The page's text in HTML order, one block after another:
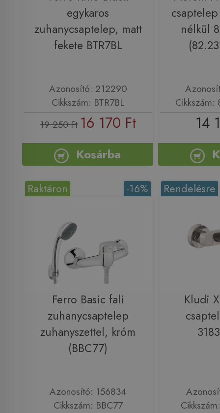
egykaros
zuhanycsaptelep, matt
fekete BTR7BL
Azonosító: 212290
Cikkszám: BTR7BL
19 250 Ft 16 170 Ft
Kosárba
nélkül
14
-16%
Raktáron
Ferro Basic fali
zuhanycsaptelep
zuhanyszettel, króm
(BBC77)
Azonosító: 156834
Cikkszám: BBC77
Rendelésre
Kludi